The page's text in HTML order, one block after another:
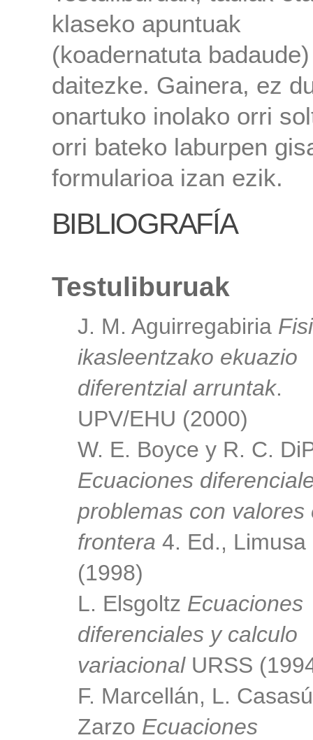
klaseko apuntuak
(koadernatuta
daitezke. Gainera, ez
onartuko inolako orri
orri bateko laburpen
formularioa izan ezik.
BIBLIOGRAFÍA
Testuliburuak
J. M. Aguirregabiria
ikasleentzako ekuazio
diferentzial arruntak.
UPV/EHU (2000)
W. E. Boyce y R. C.
Ecuaciones
problemas con valores
frontera 4. Ed., Limusa
(1998)
L. Elsgoltz Ecuaciones
diferenciales y calculo
variacionalURSS
F. Marcellán, L.
Zarzo Ecuaciones